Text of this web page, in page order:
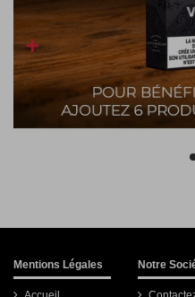
Mentions Légales Notre